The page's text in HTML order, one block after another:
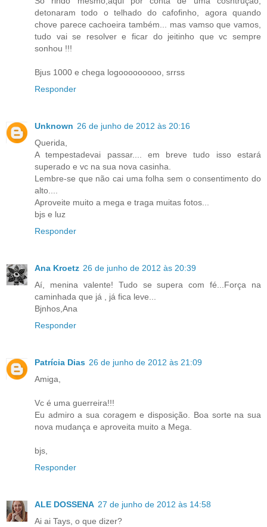
detonaram todo o telhado do cafofinho, agora quando
chove parece cachoeira também... mas vamso que vamos,
tudo vai se resolver e ficar do jeitinho que vc sempre
sonhou !!!
Bjus 1000 e chega logooooooooo, srrss
Responder
Unknown 26 de junho de 2012 às 20:16
Querida,
A tempestadevai passar.... em breve tudo isso estará
superado e vc na sua nova casinha.
Lembre-se que não cai uma folha sem o consentimento do
alto....
Aproveite muito a mega e traga muitas fotos...
bjs e luz
Responder
Ana Kroetz 26 de junho de 2012 às 20:39
Aí, menina valente! Tudo se supera com fé...Força na
caminhada que já , já fica leve...
Bjnhos,Ana
Responder
Patrícia Dias 26 de junho de 2012 às 21:09
Amiga,
Vc é uma guerreira!!!
Eu admiro a sua coragem e disposição. Boa sorte na sua
nova mudança e aproveita muito a Mega.
bjs,
Responder
ALE DOSSENA 27 de junho de 2012 às 14:58
Ai ai Tays, o que dizer?